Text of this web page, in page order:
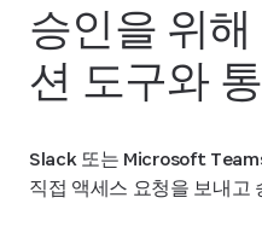
승인을 위
션 도구와
Slack 또는 Microsoft
직접 액세스 요청을 보내고